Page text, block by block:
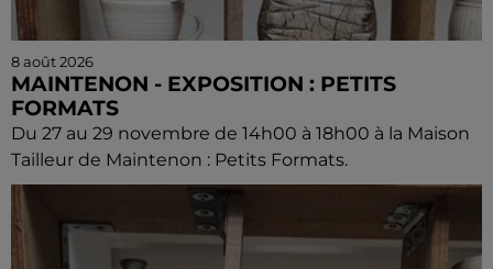
8 août 2026
MAINTENON - EXPOSITION : PETITS
FORMATS
Du 27 au 29 novembre de 14h00 à 18h00 à la Maison
Tailleur de Maintenon : Petits Formats.